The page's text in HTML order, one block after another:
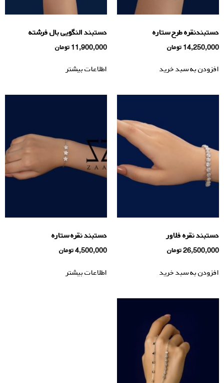
دستبندنقره طرح ستاره
14,250,000 تومان
افزودن به سبد خرید
دستبند النگویی بال فرشته
11,900,000 تومان
اطلاعات بیشتر
دستبند نقره فلاور
26,500,000تومان
افزودن به سبد خرید
دستبند نقره ستاره
4,500,000تومان
اطلاعات بیشتر